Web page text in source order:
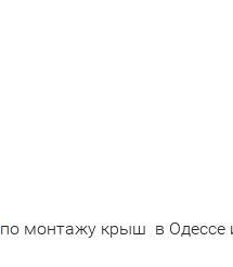
по монтажу крыш в Одессе